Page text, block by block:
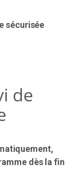
sécurisée
de
dès la fin